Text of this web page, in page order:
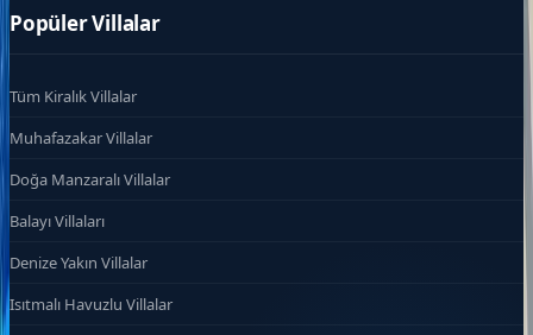
Popüler Villalar
Tüm Kiralık Villalar
Muhafazakar Villalar
Doğa Manzaralı Villalar
Balayı Villaları
Denize Yakın Villalar
Isıtmalı Havuzlu Villalar